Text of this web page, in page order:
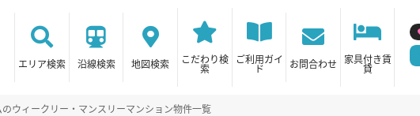
エリア検索 沿線検索 地図検索 こだわり検
索
ご利用ガイ
ド お問合わせ 家具付き賃
貸
ウィークリー・マンスリーマンション物件一覧